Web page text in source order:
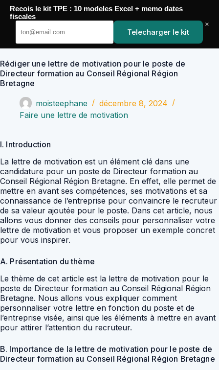
Passer
contenu
YoupiJobs
Rédiger une lettre de motivation pour le poste de
Directeur formation au Conseil Régional Région
Bretagne
moisteephane
décembre 8, 2024
Faire une lettre de motivation
I. Introduction
La lettre de motivation est un élément clé dans une
candidature pour un poste de Directeur formation au
Conseil Régional Région Bretagne. En effet, elle permet de
mettre en avant ses compétences, ses motivations et sa
connaissance de l’entreprise pour convaincre le recruteur
de sa valeur ajoutée pour le poste. Dans cet article, nous
allons vous donner des conseils pour personnaliser votre
lettre de motivation et vous proposer un exemple concret
pour vous inspirer.
A. Présentation du thème
Le thème de cet article est la lettre de motivation pour le
poste de Directeur formation au Conseil Régional Région
Bretagne. Nous allons vous expliquer comment
personnaliser votre lettre en fonction du poste et de
l’entreprise visée, ainsi que les éléments à mettre en avant
pour attirer l’attention du recruteur.
B. Importance de la lettre de motivation pour le poste de
Directeur formation au Conseil Régional Région Bretagne
Recois le kit TPE : 10 modeles Excel + memo dates
fiscales
Telecharger le kit
×